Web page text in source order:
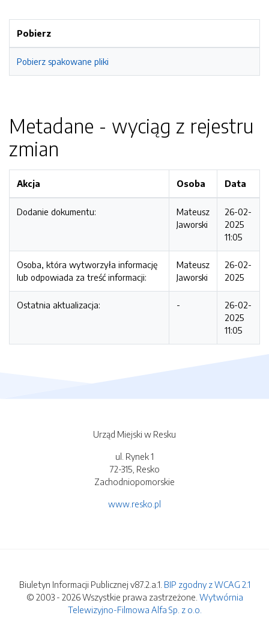
Pobierz
Pobierz spakowane pliki
Metadane - wyciąg z rejestru
zmian
Akcja Osoba Data
Dodanie dokumentu:
Mateusz
Jaworski
26-02-
2025
11:05
Osoba, która wytworzyła informację
lub odpowiada za treść informacji:
Mateusz
Jaworski
26-02-
2025
Ostatnia aktualizacja: -
26-02-
2025
11:05
Urząd Miejski w Resku
ul. Rynek 1
72-315, Resko
Zachodniopomorskie
www.resko.pl
Biuletyn Informacji Publicznej v87.2.a.1. BIP zgodny z WCAG 2.1
© 2003 - 2026 Wszystkie prawa zastrzeżone. Wytwórnia
Telewizyjno-Filmowa Alfa Sp. z o.o.